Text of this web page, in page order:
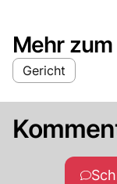
Mehr
Gericht